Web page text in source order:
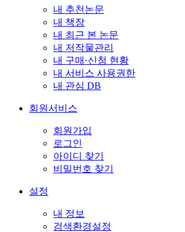
내 추천논문
내 책장
내 최근 본 논문
내 저작물관리
내 구매·신청 현황
내 서비스 사용권한
내 관심 DB
회원서비스
회원가입
로그인
아이디 찾기
비밀번호 찾기
설정
내 정보
검색환경설정